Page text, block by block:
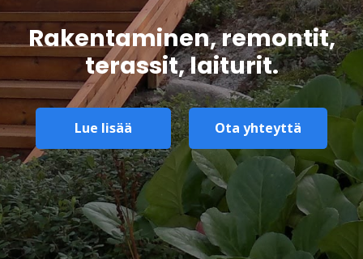
Rakentaminen, remontit,
terassit, laiturit.
Lue lisää Ota yhteyttä